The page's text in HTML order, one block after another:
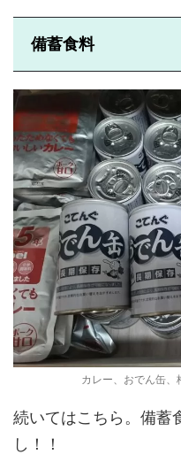
備蓄食料
カレー、おでん缶、
続いてはこちら。備蓄
し！！